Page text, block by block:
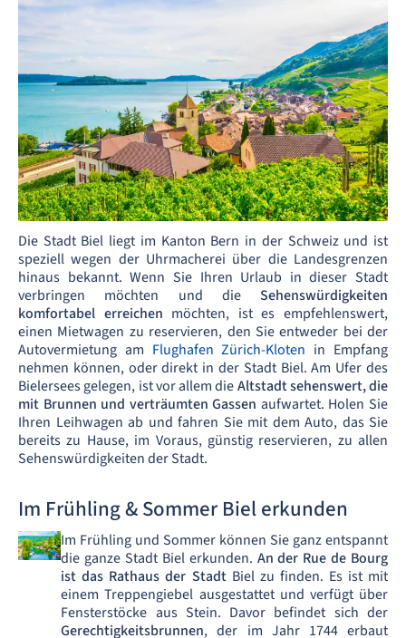
Die Stadt Biel liegt im Kanton Bern in der Schweiz und ist
speziell wegen der Uhrmacherei über die Landesgrenzen
hinaus bekannt. Wenn Sie Ihren Urlaub in dieser Stadt
verbringen möchten und die Sehenswürdigkeiten
komfortabel erreichen möchten, ist es empfehlenswert,
einen Mietwagen zu reservieren, den Sie entweder bei der
Autovermietung am Flughafen Zürich-Kloten in Empfang
nehmen können, oder direkt in der Stadt Biel. Am Ufer des
Bielersees gelegen, ist vor allem dieAltstadt sehenswert, die
mit Brunnen und verträumten Gassen aufwartet. Holen Sie
Ihren Leihwagen ab und fahren Sie mit dem Auto, das Sie
bereits zu Hause, im Voraus, günstig reservieren, zu allen
Sehenswürdigkeiten der Stadt.
Im Frühling & Sommer Biel erkunden
Im Frühling und Sommer können Sie ganz entspannt
die ganze Stadt Biel erkunden. An der Rue de Bourg
ist das Rathaus der StadtBiel zu finden. Es ist mit
einem Treppengiebel ausgestattet und verfügt über
Fensterstöcke aus Stein. Davor befindet sich der
Gerechtigkeitsbrunnen, der im Jahr 1744 erbaut